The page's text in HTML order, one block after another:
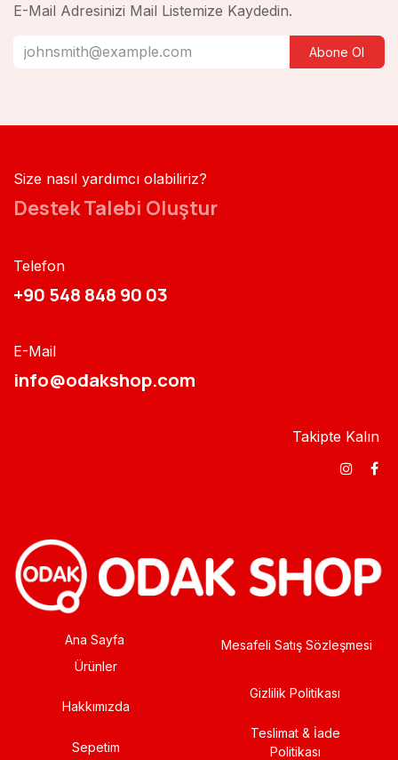
E-Mail Adresinizi Mail Listemize Kaydedin.
Abone Ol
Size nasıl yardımcı olabiliriz?
Destek Talebi Oluştur
Telefon
+90 548 848 90 03​​
E-Mail
info@odakshop.com​
Takipte Kalın
Ana Sayfa
Ürünler
Hakkımızda
Sepetim
Mesafeli Satış Sözleşmesi
Gizlilik Politikası
Teslimat & İade
Politikası